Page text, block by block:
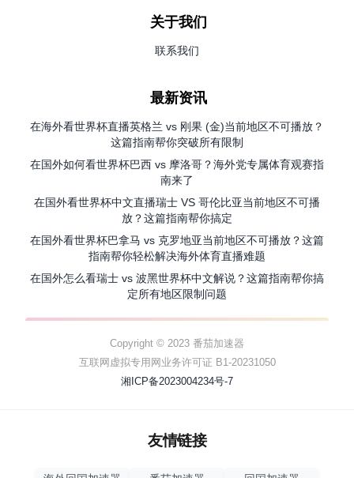
关于我们
联系我们
最新资讯
在海外看世界杯直播英格兰 vs 刚果 (金)当前地区不可播放？
这篇指南帮你突破所有限制
在国外如何看世界杯巴西 vs 摩洛哥？海外党专属体育观赛指
南来了
在国外看世界杯中文直播瑞士 VS 哥伦比亚当前地区不可播
放？这篇指南帮你搞定
在国外看世界杯巴拿马 vs 克罗地亚当前地区不可播放？这篇
指南帮你轻松解决海外体育直播难题
在国外怎么看瑞士 vs 波黑世界杯中文解说？这篇指南帮你搞
定所有地区限制问题
Copyright © 2023 番茄加速器
互联网虚拟专用网业务许可证 B1-20231050
湘ICP备2023004234号-7
友情链接